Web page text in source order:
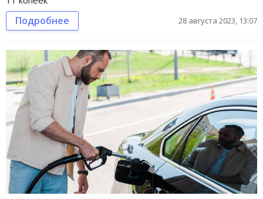
Подробнее 28 августа 2023, 13:07